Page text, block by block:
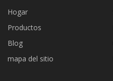
Hogar
Productos
Blog
mapa del sitio